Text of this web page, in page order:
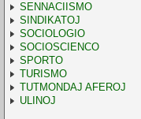
SENNACIISMO
SINDIKATOJ
SOCIOLOGIO
SOCIOSCIENCO
SPORTO
TURISMO
TUTMONDAJ AFEROJ
ULINOJ